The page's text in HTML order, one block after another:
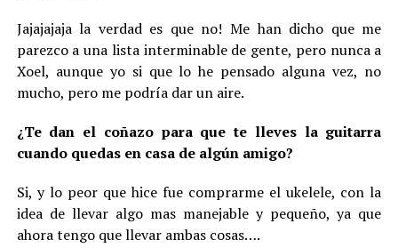
Jajajajaja la verdad es que no! Me han dicho que me
parezco a una lista interminable de gente, pero nunca a
Xoel, aunque yo si que lo he pensado alguna vez, no
mucho, pero me podría dar un aire.
¿Te dan el coñazo para que te lleves la guitarra
cuando quedas en casa de algún amigo?
Si, y lo peor que hice fue comprarme el ukelele, con la
idea de llevar algo mas manejable y pequeño, ya que
ahora tengo que llevar ambas cosas….